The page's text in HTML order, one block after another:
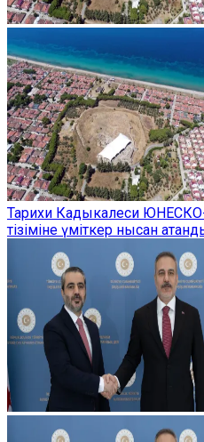
Тарихи Кадыкалеси
тізіміне үміткер нысан